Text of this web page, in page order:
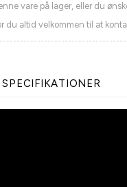
vare på lager, eller du
du altid velkommen til at
SPECIFIKATIONER